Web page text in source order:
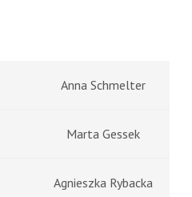
Anna Schmelter
Marta Gessek
Agnieszka Rybacka